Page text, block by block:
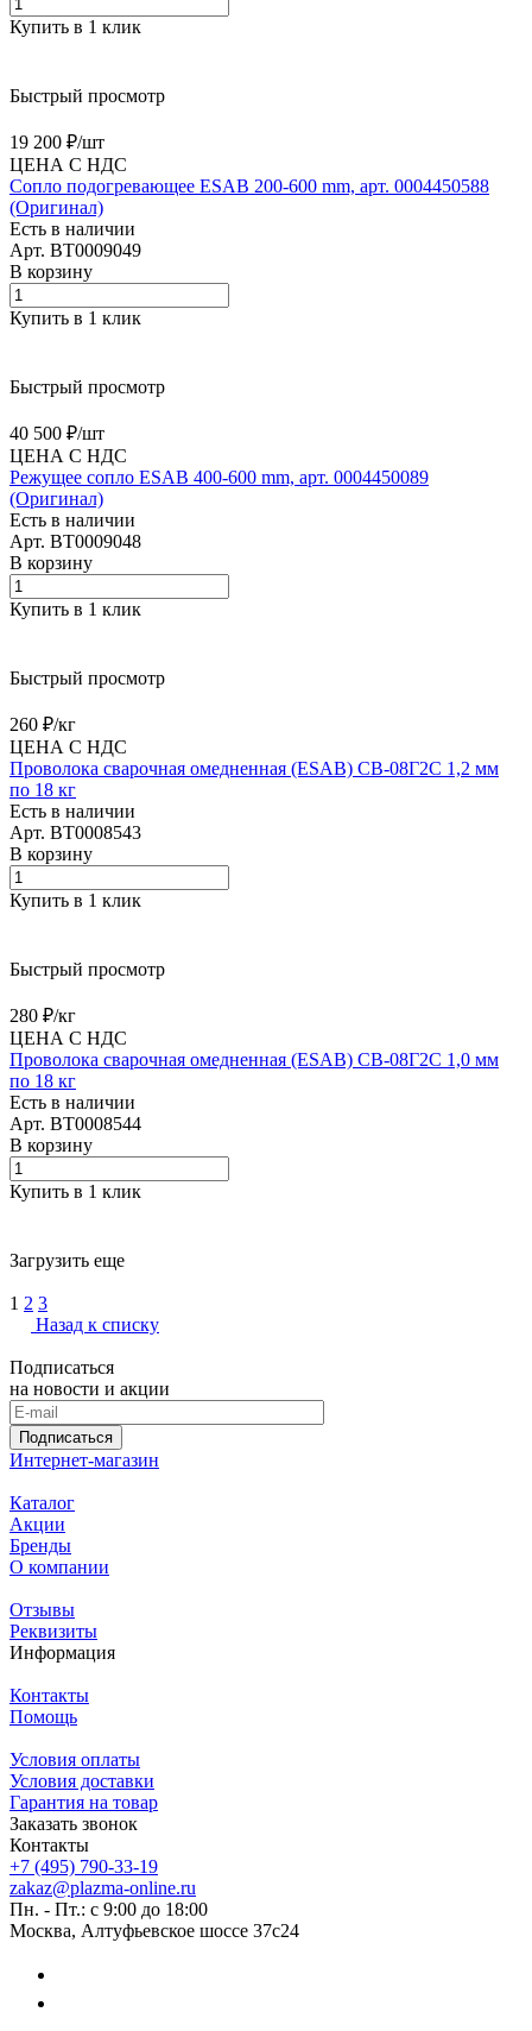
Купить в 1 клик
Быстрый просмотр
19 200 ₽/шт
ЦЕНА С НДС
Сопло подогревающее ESAB 200-600 mm, арт. 0004450588
(Оригинал)
Есть в наличии
Арт. BT0009049
В корзину
Купить в 1 клик
Быстрый просмотр
40 500 ₽/шт
ЦЕНА С НДС
Режущее сопло ESAB 400-600 mm, арт. 0004450089
(Оригинал)
Есть в наличии
Арт. BT0009048
В корзину
Купить в 1 клик
Быстрый просмотр
260 ₽/кг
ЦЕНА С НДС
Проволока сварочная омедненная (ESAB) СВ-08Г2С 1,2 мм
по 18 кг
Есть в наличии
Арт. BT0008543
В корзину
Купить в 1 клик
Быстрый просмотр
280 ₽/кг
ЦЕНА С НДС
Проволока сварочная омедненная (ESAB) СВ-08Г2С 1,0 мм
по 18 кг
Есть в наличии
Арт. BT0008544
В корзину
Купить в 1 клик
Загрузить еще
1 2 3
Назад к списку
Подписаться
на новости и акции
Подписаться
Интернет-магазин
Каталог
Акции
Бренды
О компании
Отзывы
Реквизиты
Информация
Контакты
Помощь
Условия оплаты
Условия доставки
Гарантия на товар
Заказать звонок
Контакты
+7 (495) 790-33-19
zakaz@plazma-online.ru
Пн. - Пт.: с 9:00 до 18:00
Москва, Алтуфьевское шоссе 37с24